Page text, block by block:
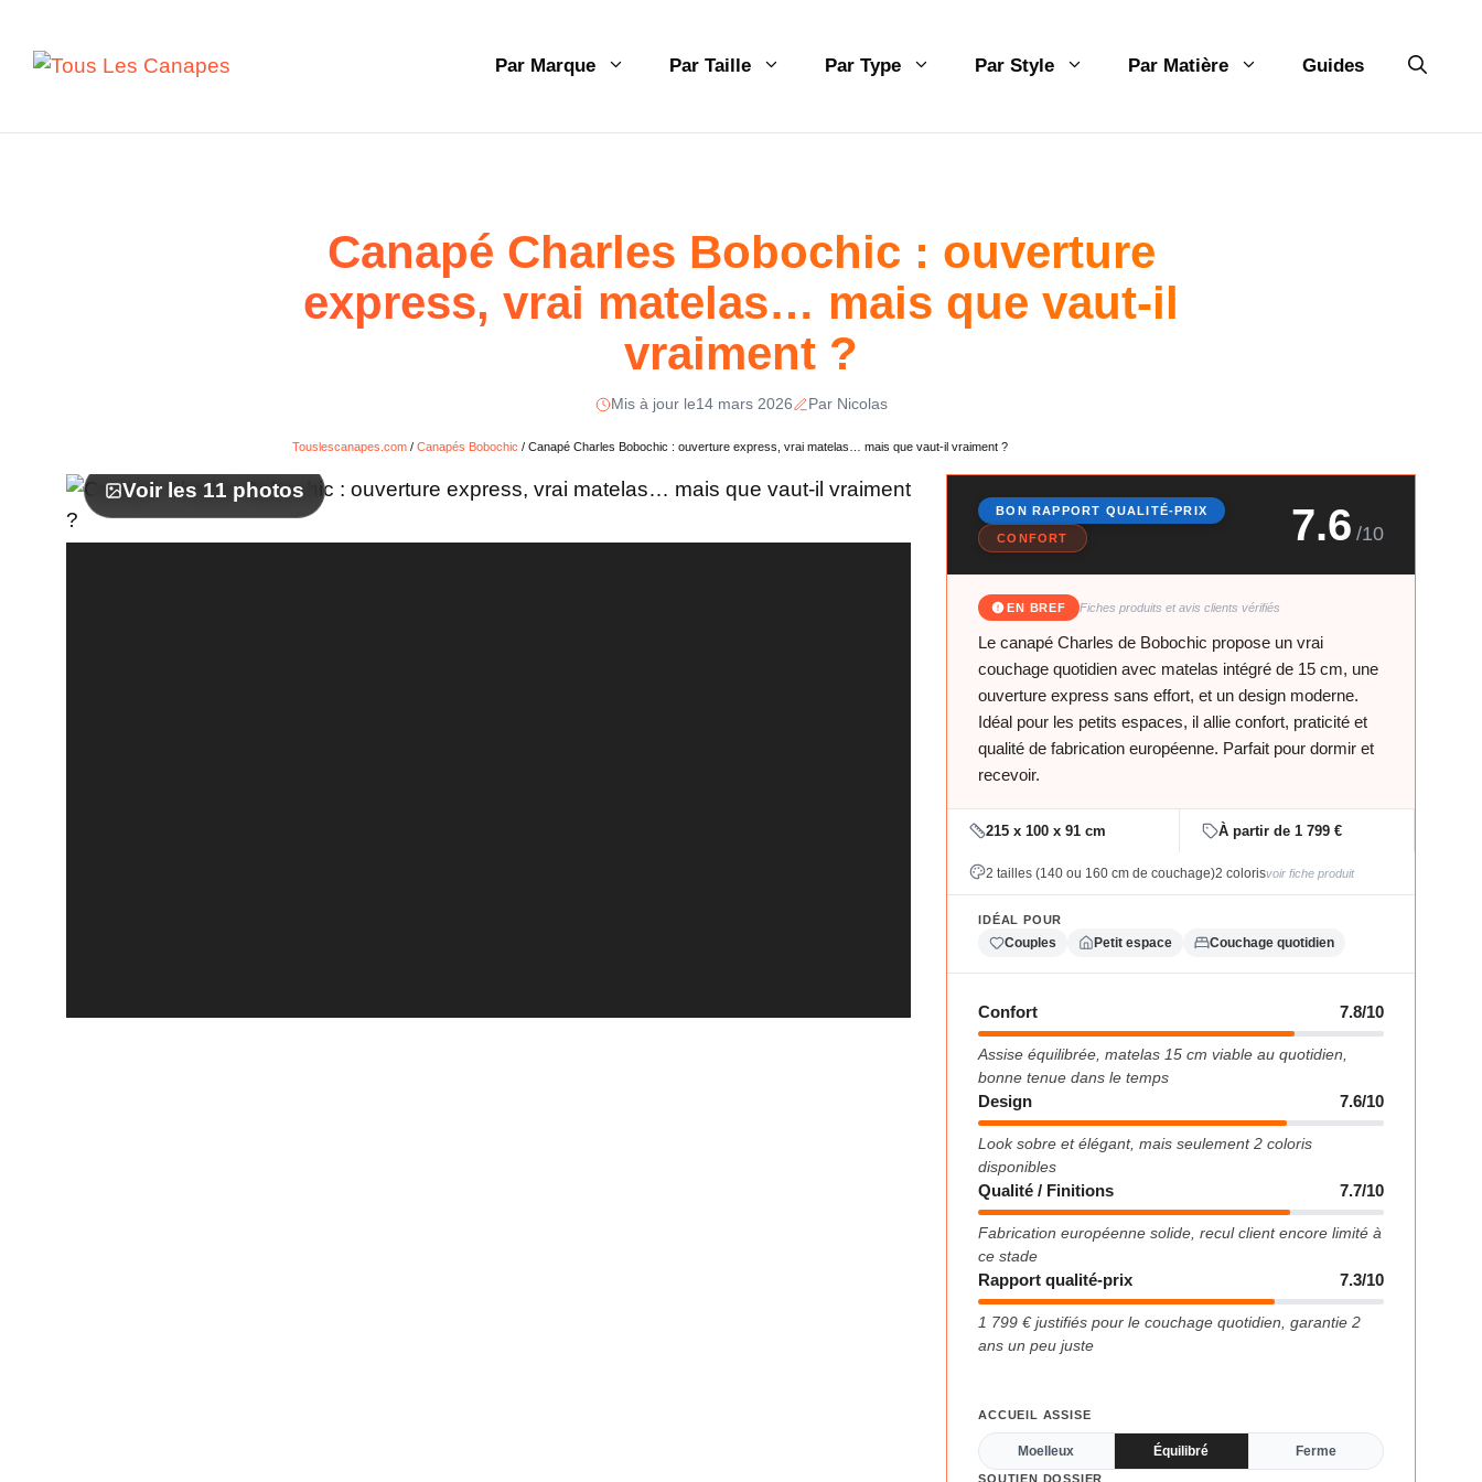
contenu
Par Marque Par Taille Par Type Par Style Par Matière Guides
Canapé Charles Bobochic : ouverture
express, vrai matelas… mais que vaut-il
vraiment ?
Mis à jour le14 mars 2026 Par Nicolas
Touslescanapes.com / Canapés Bobochic / Canapé Charles Bobochic : ouverture express, vrai matelas… mais que vaut-il vraiment ?
Voir les 11 photos
BON RAPPORT QUALITÉ-PRIX
CONFORT 7.6 /10
EN BREF Fiches produits et avis clients vérifiés
Le canapé Charles de Bobochic propose un vrai
couchage quotidien avec matelas intégré de 15 cm, une
ouverture express sans effort, et un design moderne.
Idéal pour les petits espaces, il allie confort, praticité et
qualité de fabrication européenne. Parfait pour dormir et
recevoir.
215 x 100 x 91 cm À partir de 1 799 €
2 tailles (140 ou 160 cm de couchage)2 colorisvoir fiche produit
IDÉAL POUR
Couples Petit espace Couchage quotidien
Confort 7.8/10
Assise équilibrée, matelas 15 cm viable au quotidien,
bonne tenue dans le temps
Design 7.6/10
Look sobre et élégant, mais seulement 2 coloris
disponibles
Qualité / Finitions 7.7/10
Fabrication européenne solide, recul client encore limité à
ce stade
Rapport qualité-prix 7.3/10
1 799 € justifiés pour le couchage quotidien, garantie 2
ans un peu juste
ACCUEIL ASSISE
Moelleux Équilibré Ferme
SOUTIEN DOSSIER